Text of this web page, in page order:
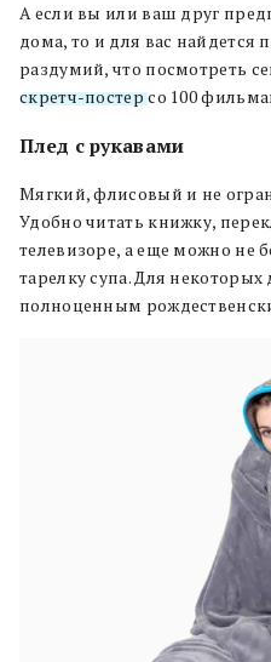
А если вы или ваш друг
дома, то и для вас найдется
раздумий, что посмотреть
скретч-постерсо 100
Плед с рукавами
Мягкий, флисовый и не
Удобно читать книжку,
телевизоре, а еще можно не
тарелку супа. Для
полноценным